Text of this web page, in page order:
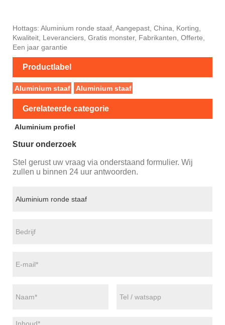
Hottags: Aluminium ronde staaf, Aangepast, China, Korting,
Kwaliteit, Leveranciers, Gratis monster, Fabrikanten, Offerte,
Een jaar garantie
Productlabel
Aluminium staaf Aluminium staaf
Gerelateerde categorie
Aluminium profiel
Stuur onderzoek
Stel gerust uw vraag via onderstaand formulier. Wij
zullen u binnen 24 uur antwoorden.